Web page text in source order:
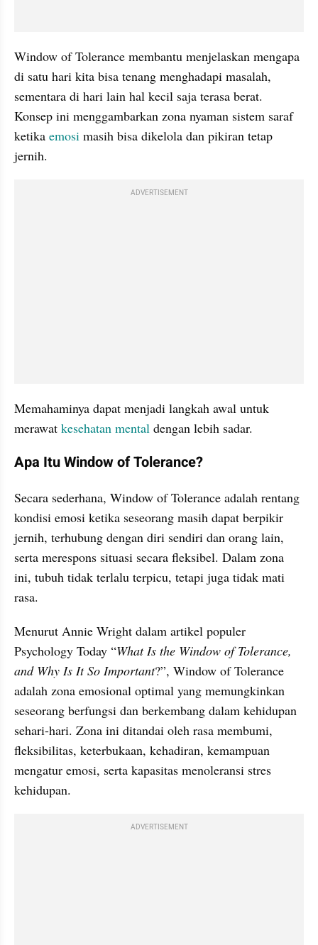
Window of Tolerance membantu menjelaskan mengapa
di satu hari kita bisa tenang menghadapi masalah,
sementara di hari lain hal kecil saja terasa berat.
Konsep ini menggambarkan zona nyaman sistem saraf
ketika emosi masih bisa dikelola dan pikiran tetap
jernih.
ADVERTISEMENT
Memahaminya dapat menjadi langkah awal untuk
merawat kesehatan mental dengan lebih sadar.
Apa Itu Window of Tolerance?
Secara sederhana, Window of Tolerance adalah rentang
kondisi emosi ketika seseorang masih dapat berpikir
jernih, terhubung dengan diri sendiri dan orang lain,
serta merespons situasi secara fleksibel. Dalam zona
ini, tubuh tidak terlalu terpicu, tetapi juga tidak mati
rasa.
Menurut Annie Wright dalam artikel populer
Psychology Today “What Is the Window of Tolerance,
and Why Is It So Important?”, Window of Tolerance
adalah zona emosional optimal yang memungkinkan
seseorang berfungsi dan berkembang dalam kehidupan
sehari-hari. Zona ini ditandai oleh rasa membumi,
fleksibilitas, keterbukaan, kehadiran, kemampuan
mengatur emosi, serta kapasitas menoleransi stres
kehidupan.
ADVERTISEMENT